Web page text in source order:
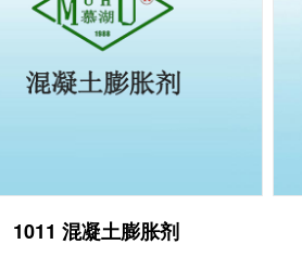
1011 混凝土膨胀剂